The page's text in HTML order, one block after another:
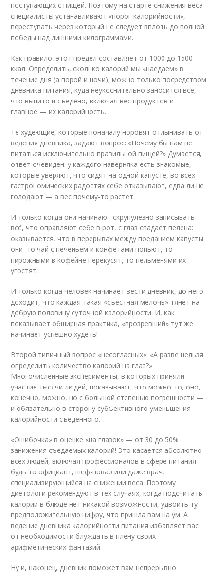
поступающих с пищей. Поэтому на старте снижения веса
специалисты устанавливают «порог калорийности»,
переступать через который не следует вплоть до полной
победы над лишними килограммами.
Как правило, этот предел составляет от 1000 до 1500
ккал. Определить, сколько калорий мы «наедаем» в
течение дня (а порой и ночи), можно только посредством
дневника питания, куда неукоснительно заносится всё,
что выпито и съедено, включая вес продуктов и —
главное — их калорийность.
Те худеющие, которые поначалу норовят отлынивать от
ведения дневника, задают вопрос: «Почему бы нам не
питаться исключительно правильной пищей?» Думается,
ответ очевиден: у каждого наверняка есть знакомые,
которые уверяют, что сидят на одной капусте, во всех
гастрономических радостях себе отказывают, едва ли не
голодают — а вес почему-то растёт.
И только когда они начинают скрупулёзно записывать
всё, что оправляют себе в рот, с глаз спадает пелена:
оказывается, что в перерывах между поеданием капусты
они то чай с печеньем и конфетами попьют, то
пирожными в кофейне перекусят, то пельменями их
угостят…
И только когда человек начинает вести дневник, до него
доходит, что каждая такая «съестная мелочь» тянет на
добрую половину суточной калорийности. И, как
показывает обширная практика, «прозревший» тут же
начинает успешно худеть!
Второй типичный вопрос «несогласных»: «А разве нельзя
определить количество калорий на глаз?»
Многочисленные эксперименты, в которых приняли
участие тысячи людей, показывают, что можно-то, оно,
конечно, можно, но с большой степенью погрешности —
и обязательно в сторону субъективного уменьшения
калорийности съеденного.
«Ошибочка» в оценке «на глазок» — от 30 до 50%
занижения съедаемых калорий! Это касается абсолютно
всех людей, включая профессионалов в сфере питания —
будь то официант, шеф-повар или даже врач,
специализирующийся на снижении веса. Поэтому
диетологи рекомендуют в тех случаях, когда подсчитать
калории в блюде нет никакой возможности, удвоить ту
предположительную цифру, что пришла вам на ум. А
ведение дневника калорийности питания избавляет вас
от необходимости блуждать в плену своих
арифметических фантазий.
Ну и, наконец, дневник поможет вам непрерывно